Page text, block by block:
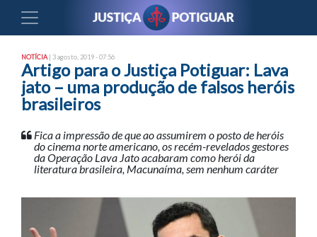
NOTÍCIA | 3 agosto, 2019 - 07:56
Artigo para o Justiça Potiguar: Lava
jato – uma produção de falsos heróis
brasileiros
Fica a impressão de que ao assumirem o posto de heróis
do cinema norte americano, os recém-revelados gestores
da Operação Lava Jato acabaram como herói da
literatura brasileira, Macunaíma, sem nenhum caráter